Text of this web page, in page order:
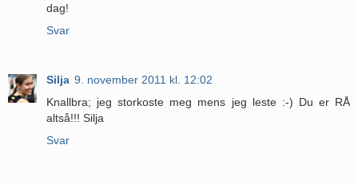
dag!
Svar
Silja 9. november 2011 kl. 12:02
Knallbra; jeg storkoste meg mens jeg leste :-) Du er RÅ
altså!!! Silja
Svar